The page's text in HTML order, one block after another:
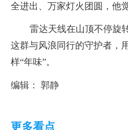
全进出、万家灯火团圆，他
雷达天线在山顶不停旋
这群与风浪同行的守护者，
样“年味”。
编辑： 郭静